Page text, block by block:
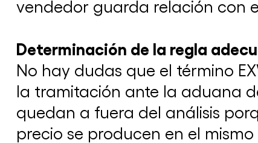
vendedor guarda relación con
Determinación de la regla
No hay dudas que el término
la tramitación ante la aduana
quedan a fuera del análisis
precio se producen en el